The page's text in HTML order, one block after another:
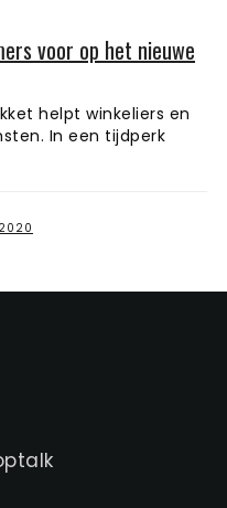
voor op het nieuwe
helpt winkeliers en
In een tijdperk